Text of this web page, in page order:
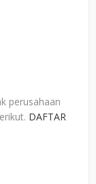
perusahaan
DAFTAR